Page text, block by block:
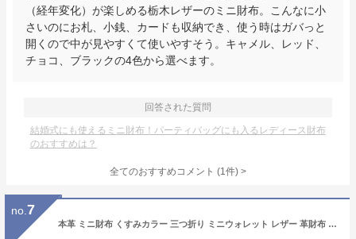
（経年変化）が楽しめる栃木レザーのミニ財布。こんなに小
さいのにお札、小銭、カードも収納でき、使う時はガバっと
開くので中が見やすくて使いやすそう。キャメル、レッド、
チョコ、ブラックの4色から選べます。
回答された質問
結婚式にも使えるミニ財布！パーティバッグにも入るレディース財布
のおすすめは？
全てのおすすめコメント (1件) >
no. 7
本革 ミニ財布 くすみカラー 三つ折り ミニウォレット レザー 革財布 小さい財布 レディース メンズ 小銭入れ 大容量 さいふ 結婚式 二次会 コンパクト 軽量 軽い nsw-30065n【メール便】 【aroco/アロコ】 敬老の日 プレゼント